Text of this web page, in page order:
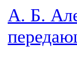
A. Б.